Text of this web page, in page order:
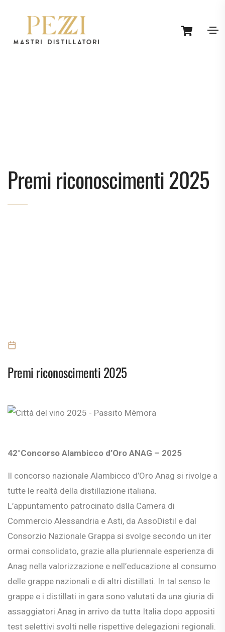
Premi riconoscimenti 2025
Premi riconoscimenti 2025
42°Concorso Alambicco d’Oro ANAG – 2025
Il concorso nazionale Alambicco d’Oro Anag si rivolge a
tutte le realtà della distillazione italiana.
L’appuntamento patrocinato dslla Camera di
Commercio Alessandria e Asti, da AssoDistil e dal
Consorzio Nazionale Grappa si svolge secondo un iter
ormai consolidato, grazie alla pluriennale esperienza di
Anag nella valorizzazione e nell’educazione al consumo
delle grappe nazionali e di altri distillati. In tal senso le
grappe e i distillati in gara sono valutati da una giuria di
assaggiatori Anag in arrivo da tutta Italia dopo appositi
test selettivi svolti nelle rispettive delegazioni regionali.